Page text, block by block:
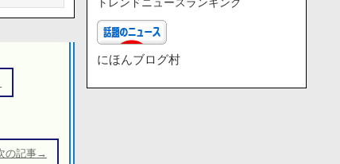
の記事→
トレンドニュースランキング
にほんブログ村